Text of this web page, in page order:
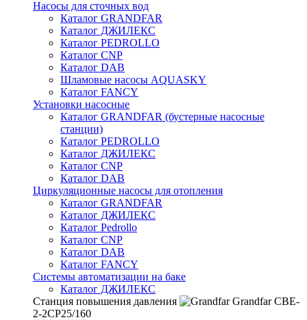
Насосы для сточных вод
Каталог GRANDFAR
Каталог ДЖИЛЕКС
Каталог PEDROLLO
Каталог CNP
Каталог DAB
Шламовые насосы AQUASKY
Каталог FANCY
Установки насосные
Каталог GRANDFAR (бустерные насосные
станции)
Каталог PEDROLLO
Каталог ДЖИЛЕКС
Каталог CNP
Каталог DAB
Циркуляционные насосы для отопления
Каталог GRANDFAR
Каталог ДЖИЛЕКС
Каталог Pedrollo
Каталог CNP
Каталог DAB
Каталог FANCY
Системы автоматизации на баке
Каталог ДЖИЛЕКС
Станция повышения давления
Grandfar CBE-
2-2CP25/160